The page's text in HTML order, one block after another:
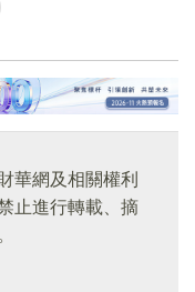
華網及相關權利
止進行轉載、摘